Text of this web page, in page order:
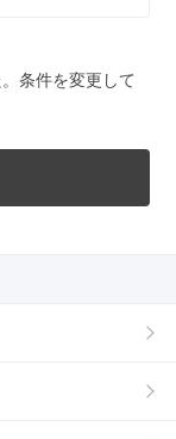
条件を変更して